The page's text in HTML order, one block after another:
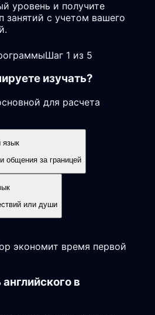
уровень и получите
занятий с учетом вашего
Шаг 1 из 5
изучать?
для расчета
язык
общения за границей
или души
экономит время первой
в